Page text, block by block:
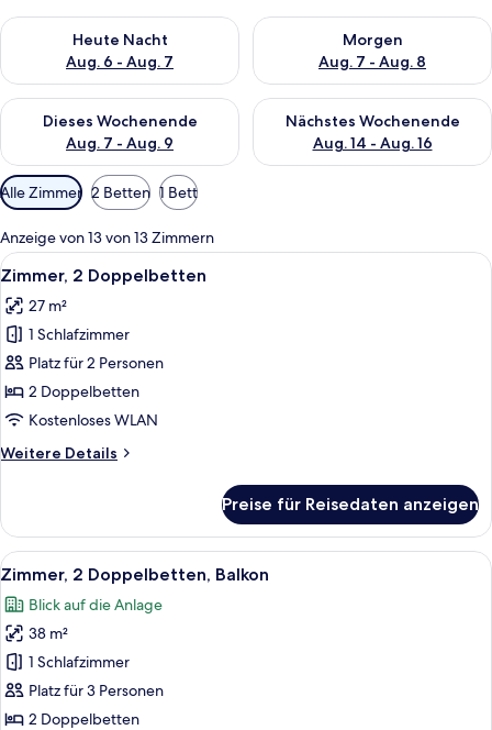
Heute Nacht
Aug. 6 - Aug. 7
Überprüfe die Verfügbarkeit für heute Nacht, Aug. 6 - Aug. 7.
Morgen
Aug. 7 - Aug. 8
Überprüfe die Verfügbarkeit
Dieses Wochenende
Aug. 7 - Aug. 9
Überprüfe die Verfügbarkeit für dieses Wochenende, Aug. 7
Nächstes Wochenende
Aug. 14 - Aug. 16
Überprüfe die Verfügbarkeit
Verfügbare
Filter
für
Zimmer
Alle Zimmer 2 Betten 1 Bett
Anzeige von 13 von 13 Zimmern
Alle
Fotos
für
Zimmer,
2 Doppelbetten
anzeigen
Ein Hotelzimmer mit zwei Betten,
7
Zimmer, 2 Doppelbetten
27 m²
1 Schlafzimmer
Platz für 2 Personen
2 Doppelbetten
Kostenloses WLAN
Weitere Details
Weitere
2 Doppelbetten
Preise für Reisedaten anzeigen
Alle
Fotos
für
Zimmer,
2 Doppelbetten,
Balkon
anzeigen
Ein Hotelzimmer mit zwei Betten,
10
Zimmer, 2 Doppelbetten, Balkon
Blick auf die Anlage
38 m²
1 Schlafzimmer
Platz für 3 Personen
2 Doppelbetten